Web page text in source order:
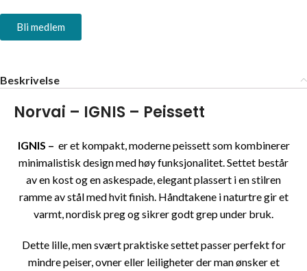
Bli medlem
Beskrivelse
Norvai – IGNIS – Peissett
IGNIS – er et kompakt, moderne peissett som kombinerer
minimalistisk design med høy funksjonalitet. Settet består
av en kost og en askespade, elegant plassert i en stilren
ramme av stål med hvit finish. Håndtakene i naturtre gir et
varmt, nordisk preg og sikrer godt grep under bruk.
Dette lille, men svært praktiske settet passer perfekt for
mindre peiser, ovner eller leiligheter der man ønsker et